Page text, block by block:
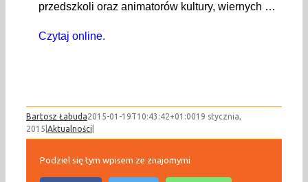
przedszkoli oraz animatorów kultury, wiernych …
Czytaj online.
Bartosz Łabuda2015-01-19T10:43:42+01:0019 stycznia,
2015 Aktualności
Podziel się tym wpisem ze znajomymi